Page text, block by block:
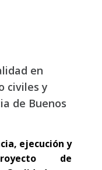
en
civiles y
de Buenos
ejecución y
de